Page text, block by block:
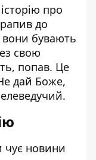
про
до
вони бувають
свою
попав. Це
дай Боже,
чує новини